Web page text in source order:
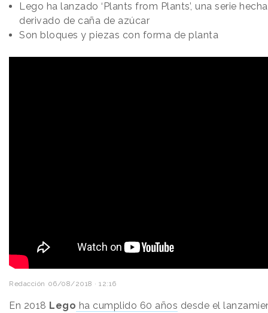
Lego ha lanzado ‘Plants from Plants’, una serie
derivado de caña de azúcar
Son bloques y piezas con forma de planta
Redacción 06/08/2018 · 12:16
En 2018 Lego ha cumplido 60 años desde el